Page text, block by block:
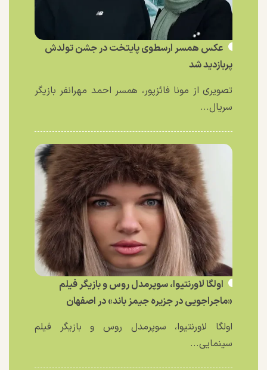
عکس همسر ارسطوی پایتخت در جشن تولدش
پربازدید شد
تصویری از مونا فائزپور، همسر احمد مهرانفر بازیگر
سریال...
اولگا لاورنتیوا، سوپرمدل روس و بازیگر فیلم
«ماجراجویی در جزیره جیمز باند» در اصفهان
اولگا لاورنتیوا، سوپرمدل روس و بازیگر فیلم
سینمایی...